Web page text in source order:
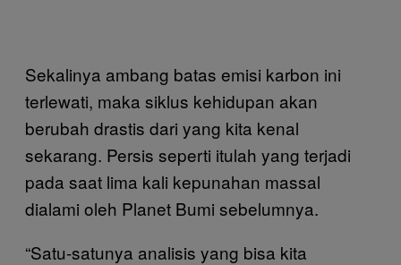
Sekalinya ambang batas emisi karbon ini
terlewati, maka siklus kehidupan akan
berubah drastis dari yang kita kenal
sekarang. Persis seperti itulah yang terjadi
pada saat lima kali kepunahan massal
dialami oleh Planet Bumi sebelumnya.
“Satu-satunya analisis yang bisa kita